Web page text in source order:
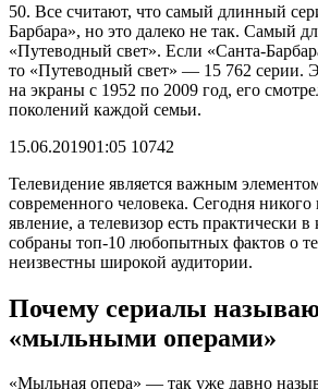
50. Все считают, что самый длинный
Барбара», но это далеко не так. Самый
«Путеводный свет». Если «Санта-
то «Путеводный свет» — 15 762 серии.
на экраны с 1952 по 2009 год, его
поколений каждой семьи.
15.06.201901:05 10742
Телевидение является важным
современного человека. Сегодня никого
явление, а телевизор есть практически
собраны топ-10 любопытных фактов о
неизвестны широкой аудитории.
Почему сериалы
«мыльными операми»
«Мыльная опера» — так уже давно